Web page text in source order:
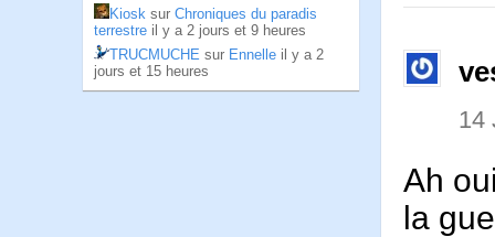
Kiosk sur Chroniques du paradis
terrestre il y a 2 jours et 9 heures
TRUCMUCHE sur Ennelle il y a 2
jours et 15 heures
14
Ah
la